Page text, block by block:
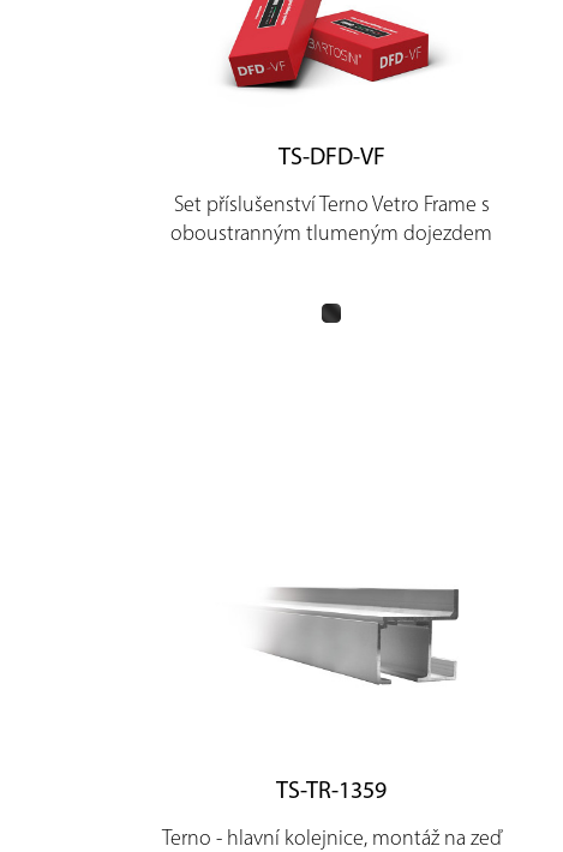
TS-DFD-VF
Set příslušenství Terno Vetro Frame s
oboustranným tlumeným dojezdem
TS-TR-1359
Terno - hlavní kolejnice, montáž na zeď